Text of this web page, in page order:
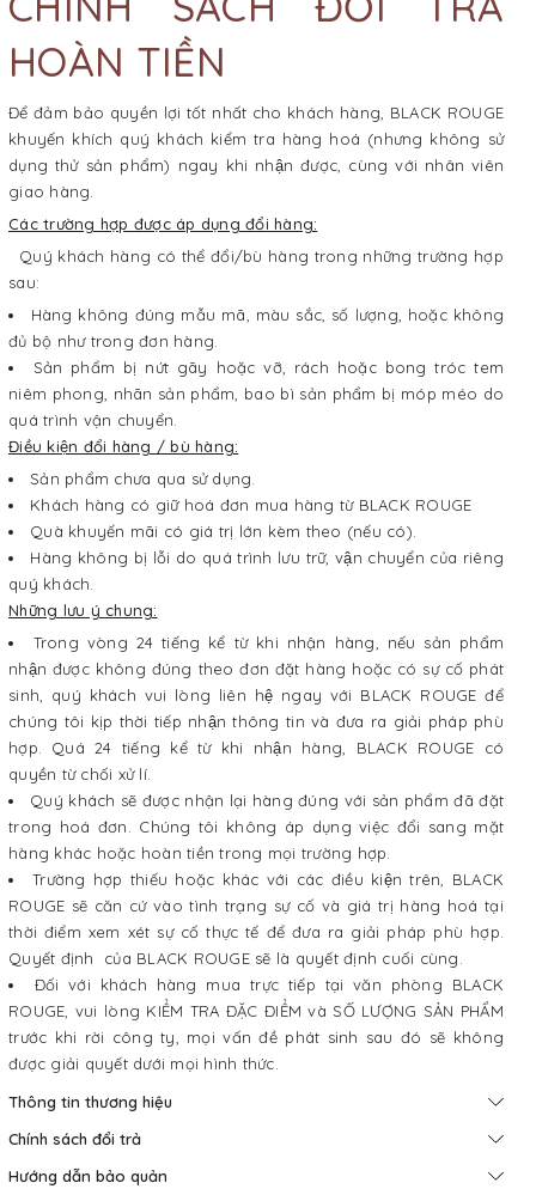
HOÀN TIỀN
Để đảm bảo quyền lợi tốt nhất cho khách hàng, BLACK ROUGE
khuyến khích quý khách kiểm tra hàng hoá (nhưng không sử
dụng thử sản phẩm) ngay khi nhận được, cùng với nhân viên
giao hàng.
Các trường hợp được áp dụng đổi hàng:
Quý khách hàng có thể đổi/bù hàng trong những trường hợp
sau:
Hàng không đúng mẫu mã, màu sắc, số lượng, hoặc không
đủ bộ như trong đơn hàng.
Sản phẩm bị nứt gãy hoặc vỡ, rách hoặc bong tróc tem
niêm phong, nhãn sản phẩm, bao bì sản phẩm bị móp méo do
quá trình vận chuyển.
Điều kiện đổi hàng / bù hàng:
Sản phẩm chưa qua sử dụng.
Khách hàng có giữ hoá đơn mua hàng từ BLACK ROUGE
Quà khuyến mãi có giá trị lớn kèm theo (nếu có).
Hàng không bị lỗi do quá trình lưu trữ, vận chuyển của riêng
quý khách.
Những lưu ý chung:
Trong vòng 24 tiếng kể từ khi nhận hàng, nếu sản phẩm
nhận được không đúng theo đơn đặt hàng hoặc có sự cố phát
sinh, quý khách vui lòng liên hệ ngay với BLACK ROUGE để
chúng tôi kịp thời tiếp nhận thông tin và đưa ra giải pháp phù
hợp. Quá 24 tiếng kể từ khi nhận hàng, BLACK ROUGE có
quyền từ chối xử lí.
Quý khách sẽ được nhận lại hàng đúng với sản phẩm đã đặt
trong hoá đơn. Chúng tôi không áp dụng việc đổi sang mặt
hàng khác hoặc hoàn tiền trong mọi trường hợp.
Trường hợp thiếu hoặc khác với các điều kiện trên, BLACK
ROUGE sẽ căn cứ vào tình trạng sự cố và giá trị hàng hoá tại
thời điểm xem xét sự cố thực tế để đưa ra giải pháp phù hợp.
Quyết định của BLACK ROUGE sẽ là quyết định cuối cùng.
Đối với khách hàng mua trực tiếp tại văn phòng BLACK
ROUGE, vui lòng KIỂM TRA ĐẶC ĐIỂM và SỐ LƯỢNG SẢN PHẨM
trước khi rời công ty, mọi vấn đề phát sinh sau đó sẽ không
được giải quyết dưới mọi hình thức.
Thông tin thương hiệu
Chính sách đổi trả
Hướng dẫn bảo quản